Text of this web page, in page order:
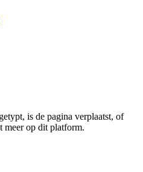
is de pagina verplaatst, of
meer op dit platform.